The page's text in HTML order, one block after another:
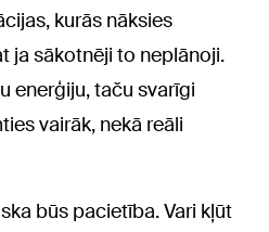
kurās nāksies
ja sākotnēji to neplānoji.
enerģiju, taču svarīgi
vairāk, nekā reāli
būs pacietība. Vari kļūt